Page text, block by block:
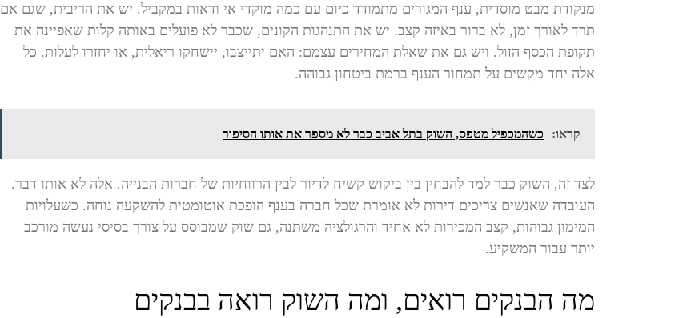
מנקודת מבט מוסדית, ענף המגורים מתמודד כיום עם כמה מוקדי אי ודאות במקביל. יש את הריבית, שגם אם
תרד לאורך זמן, לא ברור באיזה קצב. יש את התנהגות הקונים, שכבר לא פועלים באותה קלות שאפיינה את
תקופת הכסף הזול. ויש גם את שאלת המחירים עצמם: האם יתייצבו, יישחקו ריאלית, או יחזרו לעלות. כל
אלה יחד מקשים על תמחור הענף ברמת ביטחון גבוהה.
קראו: כשהמכפיל מטפס, השוק בתל אביב כבר לא מספר את אותו הסיפור
לצד זה, השוק כבר למד להבחין בין ביקוש קשיח לדיור לבין הרווחיות של חברות הבנייה. אלה לא אותו דבר.
העובדה שאנשים צריכים דירות לא אומרת שכל חברה בענף הופכת אוטומטית להשקעה נוחה. כשעלויות
המימון גבוהות, קצב המכירות לא אחיד והרגולציה משתנה, גם שוק שמבוסס על צורך בסיסי נעשה מורכב
יותר עבור המשקיע.
מה הבנקים רואים, ומה השוק רואה בבנקים